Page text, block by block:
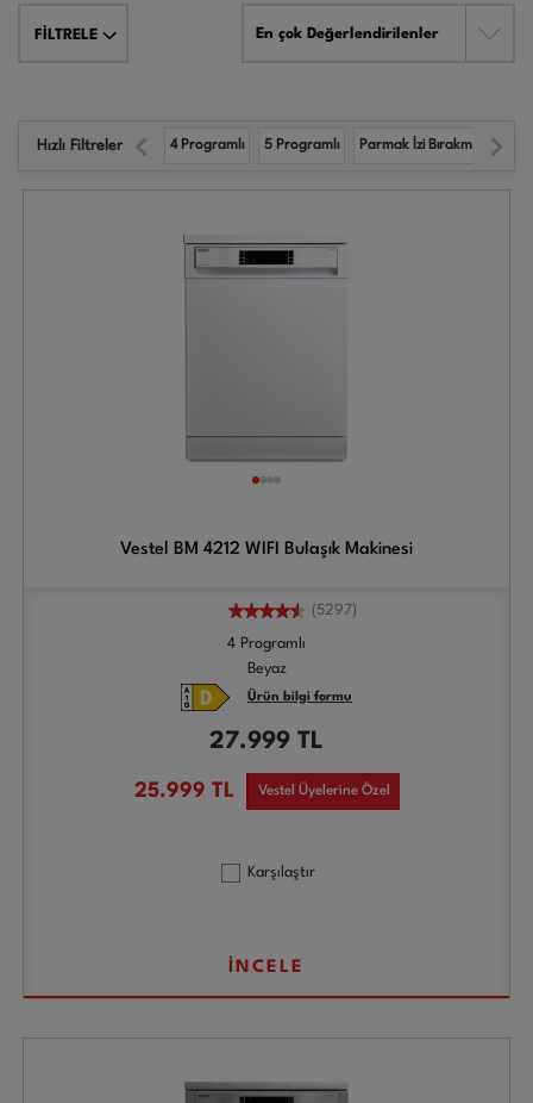
FİLTRELE En çok Değerlendirilenler
Hızlı Filtreler 4 Programlı 5 Programlı Parmak İzi Bırakmaz Inox
Vestel BM 4212 WIFI Bulaşık Makinesi
(5297)
4 Programlı
Beyaz
Ürün bilgi formu
27.999 TL
25.999 TL Vestel Üyelerine Özel
Karşılaştır
İNCELE